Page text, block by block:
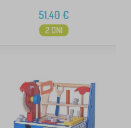
51,40 €
2 DNI